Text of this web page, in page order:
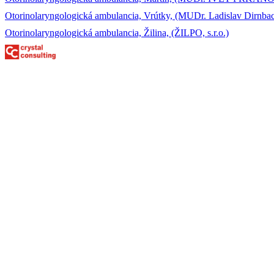
Otorinolaryngologická ambulancia, Vrútky, (MUDr. Ladislav
Otorinolaryngologická ambulancia, Žilina, (ŽILPO, s.r.o.)